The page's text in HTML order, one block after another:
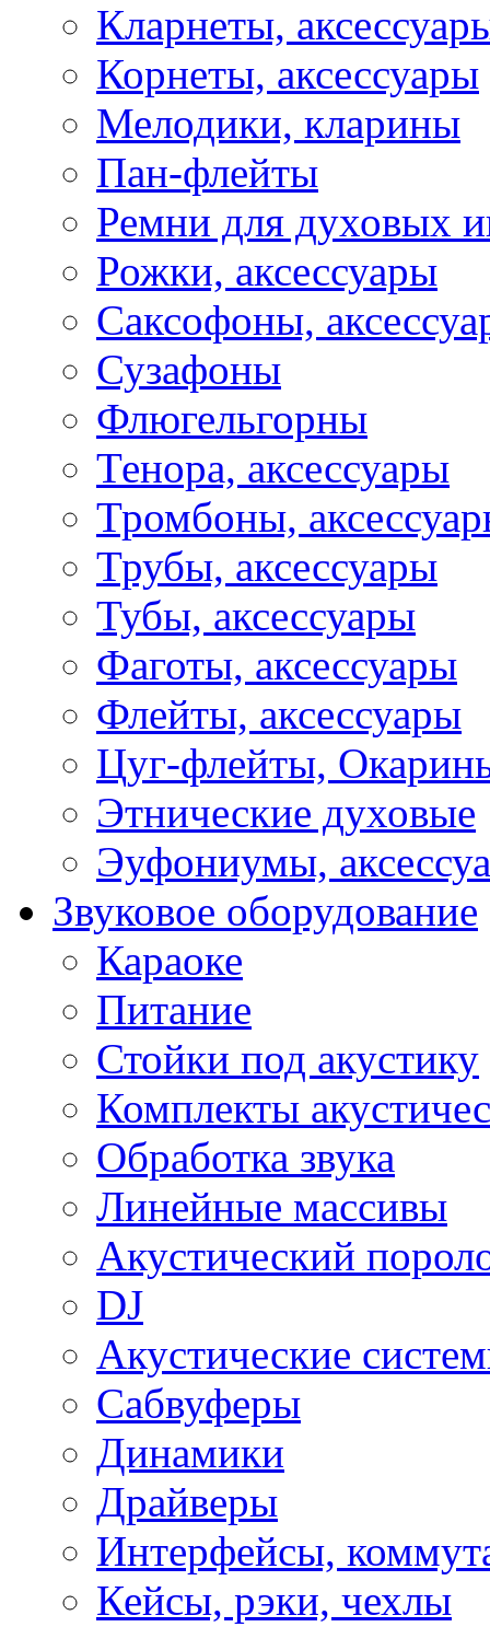
Кларнеты,
Корнеты, аксессуары
Мелодики, кларины
Пан-флейты
Ремни для духовых
Рожки, аксессуары
Саксофоны,
Сузафоны
Флюгельгорны
Тенора, аксессуары
Тромбоны,
Трубы, аксессуары
Тубы, аксессуары
Фаготы, аксессуары
Флейты, аксессуары
Цуг-флейты,
Этнические духовые
Эуфониумы,
Звуковое оборудование
Караоке
Питание
Стойки под акустику
Комплекты
Обработка звука
Линейные массивы
Акустический
DJ
Акустические
Сабвуферы
Динамики
Драйверы
Интерфейсы,
Кейсы, рэки, чехлы